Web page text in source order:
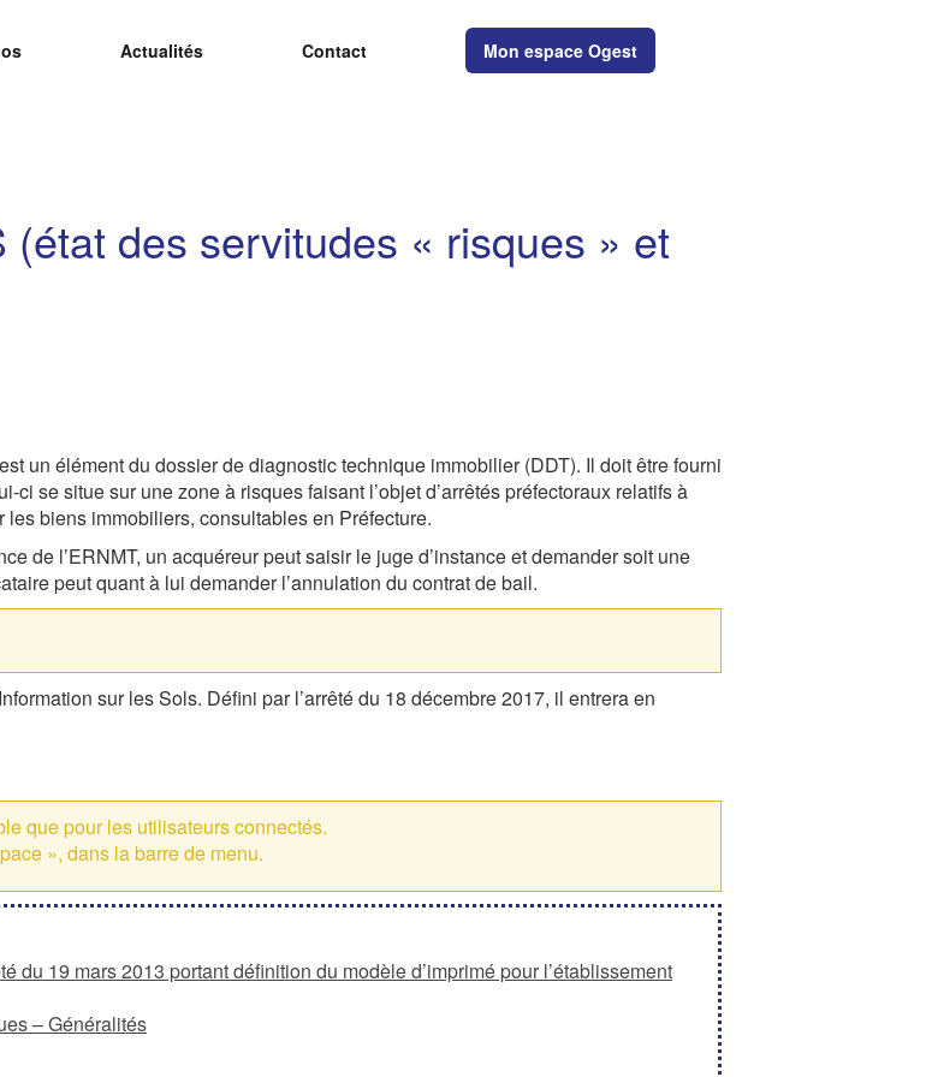
Actualités Contact Mon espace Ogest
(état des servitudes « risques » et
un élément du dossier de diagnostic technique immobilier (DDT). Il doit être fourni
se situe sur une zone à risques faisant l’objet d’arrêtés préfectoraux relatifs à
biens immobiliers, consultables en Préfecture.
de l’ERNMT, un acquéreur peut saisir le juge d’instance et demander soit une
peut quant à lui demander l’annulation du contrat de bail.
sur les Sols. Défini par l’arrêté du 18 décembre 2017, il entrera en
que pour les utilisateurs connectés.
», dans la barre de menu.
du 19 mars 2013 portant définition du modèle d’imprimé pour l’établissement
– Généralités